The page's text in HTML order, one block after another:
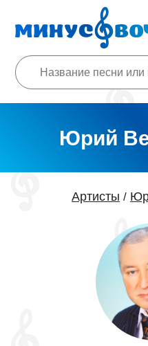
Юрий
Артисты /